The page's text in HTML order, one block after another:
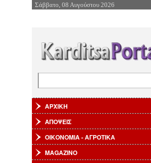
Επιστροφή στην Πλοήγηση
Σάββατο, 08 Αυγούστου 2026
ΑΡΧΙΚΗ
ΑΠΟΨΕΙΣ
ΟΙΚΟΝΟΜΙΑ - ΑΓΡΟΤΙΚΑ
MAGAZINO